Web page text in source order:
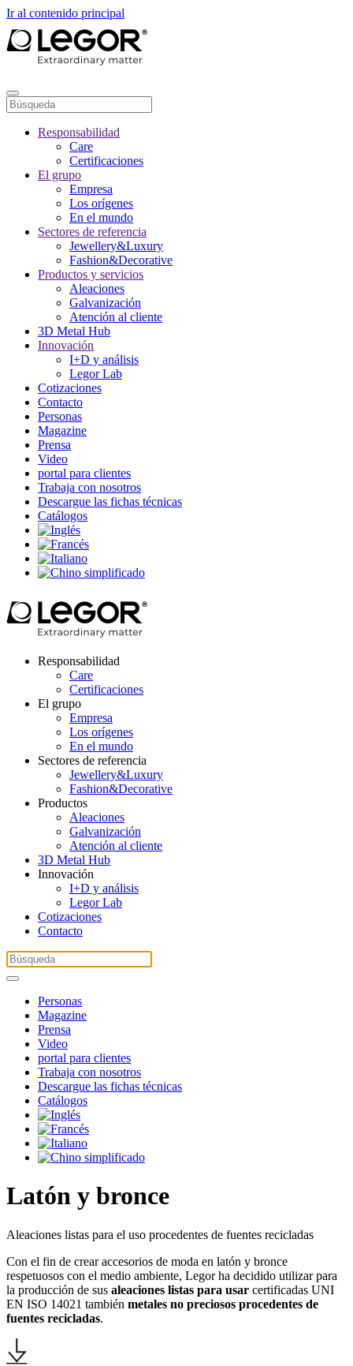
Ir al contenido principal
Responsabilidad
Care
Certificaciones
El grupo
Empresa
Los orígenes
En el mundo
Sectores de referencia
Jewellery&Luxury
Fashion&Decorative
Productos y servicios
Aleaciones
Galvanización
Atención al cliente
3D Metal Hub
Innovación
I+D y análisis
Legor Lab
Cotizaciones
Contacto
Personas
Magazine
Prensa
Video
portal para clientes
Trabaja con nosotros
Descargue las fichas técnicas
Catálogos
Responsabilidad
Care
Certificaciones
El grupo
Empresa
Los orígenes
En el mundo
Sectores de referencia
Jewellery&Luxury
Fashion&Decorative
Productos
Aleaciones
Galvanización
Atención al cliente
3D Metal Hub
Innovación
I+D y análisis
Legor Lab
Cotizaciones
Contacto
Personas
Magazine
Prensa
Video
portal para clientes
Trabaja con nosotros
Descargue las fichas técnicas
Catálogos
Latón y bronce
Aleaciones listas para el uso procedentes de fuentes recicladas
Con el fin de crear accesorios de moda en latón y bronce
respetuosos con el medio ambiente, Legor ha decidido utilizar para
la producción de sus aleaciones listas para usar certificadas UNI
EN ISO 14021 también metales no preciosos procedentes de
fuentes recicladas.